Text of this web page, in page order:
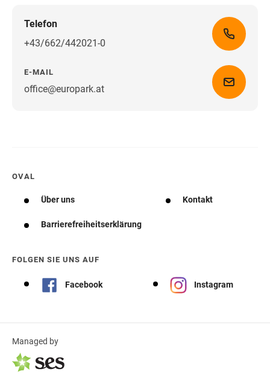
Telefon
+43/662/442021-0
E-MAIL
office@europark.atWegbeschreibung erhalten
OVAL
Über uns Kontakt
Barrierefreiheitserklärung
FOLGEN SIE UNS AUF
Facebook Instagram
Managed by